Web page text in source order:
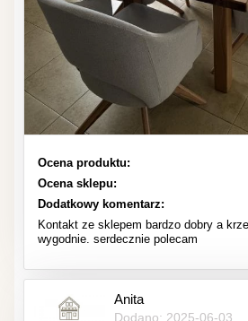
Ocena produktu:
Ocena sklepu:
Dodatkowy komentarz:
Kontakt ze sklepem bardzo dobry a
wygodnie. serdecznie polecam
Anita
Dodano: 2025-06-03